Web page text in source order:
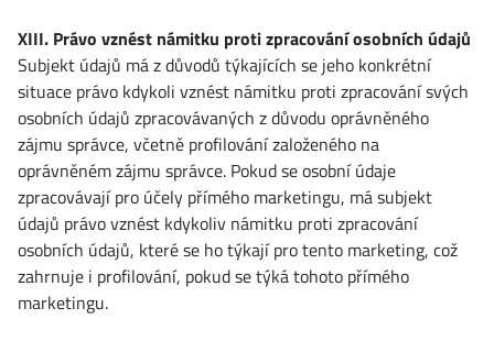
XIII. Právo vznést námitku proti zpracování osobních údajů
Subjekt údajů má z důvodů týkajících se jeho konkrétní
situace právo kdykoli vznést námitku proti zpracování svých
osobních údajů zpracovávaných z důvodu oprávněného
zájmu správce, včetně profilování založeného na
oprávněném zájmu správce. Pokud se osobní údaje
zpracovávají pro účely přímého marketingu, má subjekt
údajů právo vznést kdykoliv námitku proti zpracování
osobních údajů, které se ho týkají pro tento marketing, což
zahrnuje i profilování, pokud se týká tohoto přímého
marketingu.